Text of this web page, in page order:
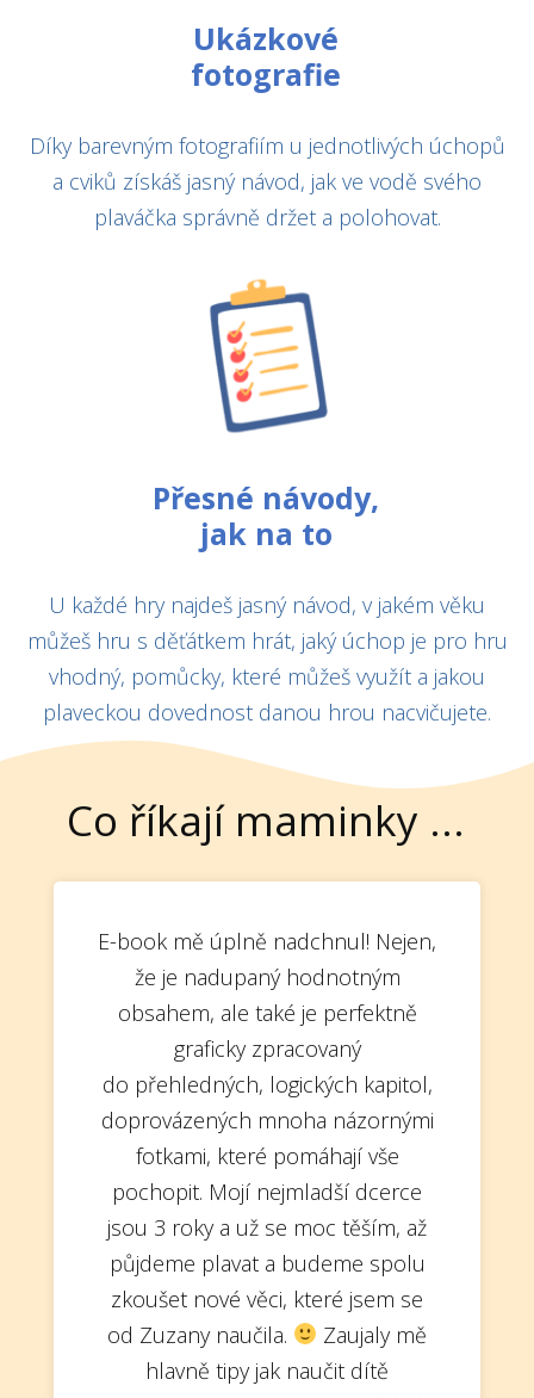
Ukázkové
fotografie
Díky barevným fotografiím u jednotlivých úchopů
a cviků získáš jasný návod, jak ve vodě svého
plaváčka správně držet a polohovat.
Přesné návody,
jak na to
U každé hry najdeš jasný návod, v jakém věku
můžeš hru s děťátkem hrát, jaký úchop je pro hru
vhodný, pomůcky, které můžeš využít a jakou
plaveckou dovednost danou hrou nacvičujete.
Co říkají maminky ...
E-book mě úplně nadchnul! Nejen,
že je nadupaný hodnotným
obsahem, ale také je perfektně
graficky zpracovaný
do přehledných, logických kapitol,
doprovázených mnoha názornými
fotkami, které pomáhají vše
pochopit. Mojí nejmladší dcerce
jsou 3 roky a už se moc těším, až
půjdeme plavat a budeme spolu
zkoušet nové věci, které jsem se
od Zuzany naučila.
Zaujaly mě
hlavně tipy jak naučit dítě